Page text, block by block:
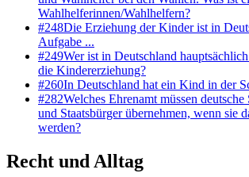
Wahlhelferinnen/Wahlhelfern?
#248Die Erziehung der Kinder ist in
Aufgabe ...
#249Wer ist in Deutschland
die Kindererziehung?
#260In Deutschland hat ein Kind in der
#282Welches Ehrenamt müssen deutsche
und Staatsbürger übernehmen, wenn sie
werden?
Recht und Alltag